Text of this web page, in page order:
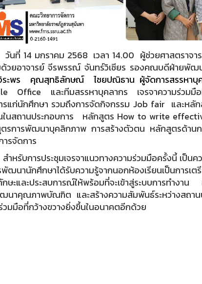
มกราคม 2568 เวลา 14.00 ผู้ช่วยศาสตราจาร
วยอาจารย์ จีรพรรณ์ จันทร์วิเชียร รองคณบดีฝ่ายพัฒน
ระพร คุณสุทธิลักษณ์ ไชยปณิธาน ผู้จัดการสรรหาบุ
Office และทีมสรรหาบุคลากร เจรจาความร่วมมือท
รแก่นักศึกษา รวมถึงการจัดกิจกรรม Job fair และหลั
ในสถานประกอบการ หลักสูตร How to write
รการพัฒนาบุคลิกภาพ การสร้างตัวตน หลักสูตรด้า
ารจัดการ
การประชุมเจรจาแนวทางความร่วมมือครั้งนี้ เป็นคว
พัฒนานักศึกษาได้รับความรู้จากนอกห้องเรียนเป็นการ
กษะและประสบการณ์ให้พร้อมที่จะเข้าสู่ระบบการทำงา
นาคุณภาพบัณฑิต และสร้างความสัมพันธ์ระหว่างสถาน
วมมือที่กว้างขวางยิ่งขึ้นในอนาคตอีกด้วย